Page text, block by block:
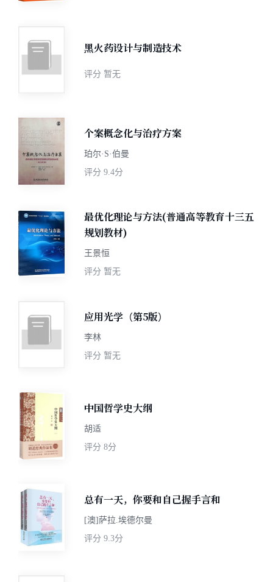
黑火药设计与制造技术
评分 暂无
个案概念化与治疗方案
珀尔·S·伯曼
评分 9.4分
最优化理论与方法(普通高等教育十三五
规划教材)
王景恒
评分 暂无
应用光学（第5版）
李林
评分 暂无
中国哲学史大纲
胡适
评分 8分
总有一天，你要和自己握手言和
[澳]萨拉.埃德尔曼
评分 9.3分